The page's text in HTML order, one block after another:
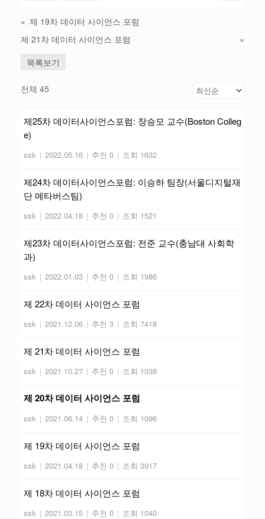
« 제 19차 데이터 사이언스 포럼
제 21차 데이터 사이언스 포럼
»
목록보기
전체 45
제25차 데이터사이언스포럼: 장승모 교수(Boston Colleg
e)
ssk | 2022.05.16 | 추천 0 | 조회 1632
제24차 데이터사이언스포럼: 이승하 팀장(서울디지털재
단 메타버스팀)
ssk | 2022.04.18 | 추천 0 | 조회 1521
제23차 데이터사이언스포럼: 전준 교수(충남대 사회학
과)
ssk | 2022.01.03 | 추천 0 | 조회 1986
제 22차 데이터 사이언스 포럼
ssk | 2021.12.06 | 추천 3 | 조회 7418
제 21차 데이터 사이언스 포럼
ssk | 2021.10.27 | 추천 0 | 조회 1038
제 20차 데이터 사이언스 포럼
ssk | 2021.06.14 | 추천 0 | 조회 1096
제 19차 데이터 사이언스 포럼
ssk | 2021.04.18 | 추천 0 | 조회 3917
제 18차 데이터 사이언스 포럼
ssk | 2021.03.15 | 추천 0 | 조회 1040